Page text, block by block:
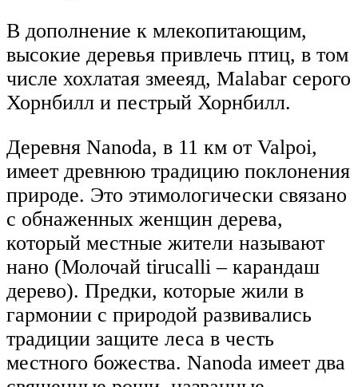
В дополнение к млекопитающим,
высокие деревья привлечь птиц, в том
числе хохлатая змееяд, Malabar серого
Хорнбилл и пестрый Хорнбилл.
Деревня Nanoda, в 11 км от Valpoi,
имеет древнюю традицию поклонения
природе. Это этимологически связано
с обнаженных женщин дерева,
который местные жители называют
нано (Молочай tirucalli – карандаш
дерево). Предки, которые жили в
гармонии с природой развивались
традиции защите леса в честь
местного божества. Nanoda имеет два